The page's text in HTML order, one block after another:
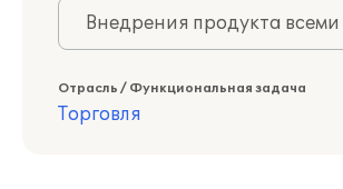
Внедрения продукта
Отрасль / Функциональная задача
Торговля